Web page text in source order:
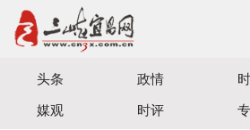
宜昌三峡融媒体中心主办
头条 政情
媒观
时评